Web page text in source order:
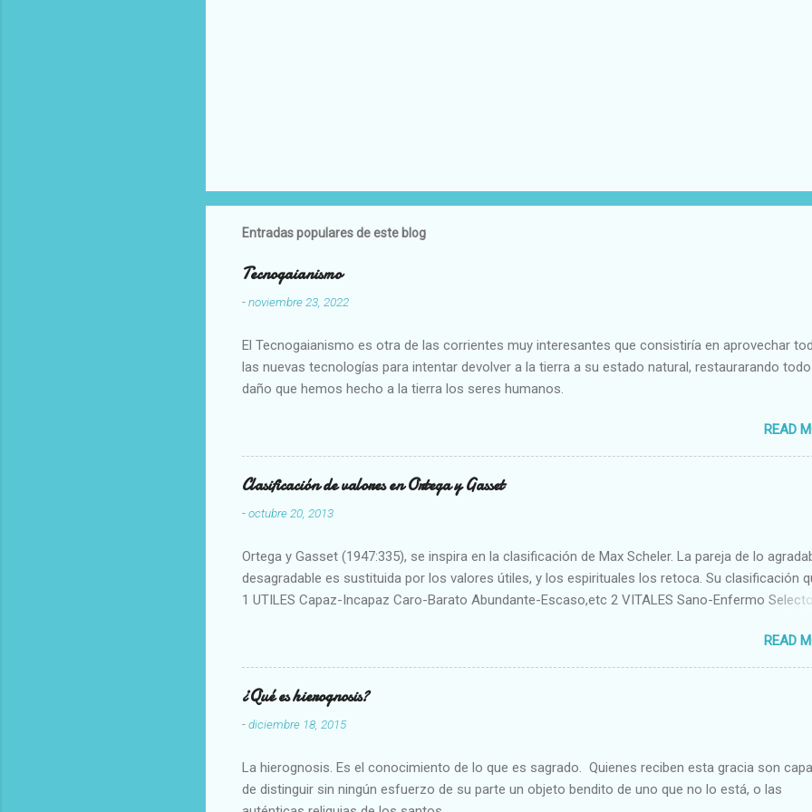
Entradas populares de este blog
Tecnogaianismo
-noviembre 23, 2022
El Tecnogaianismo es otra de las corrientes muy interesantes que consistiría en aprovechar
las nuevas tecnologías para intentar devolver a la tierra a su estado natural, restaurarando
daño que hemos hecho a la tierra los seres humanos.
READ
Clasificación de valores en Ortega y Gasset
-octubre 20, 2013
Ortega y Gasset (1947:335), se inspira en la clasificación de Max Scheler. La pareja de lo
desagradable es sustituida por los valores útiles, y los espirituales los retoca. Su clasificación
1 UTILES Capaz-Incapaz Caro-Barato Abundante-Escaso,etc 2 VITALES Sano-Enfermo
Aproximado Evidente-Probable,etc b) Morales Bueno-malo Bondadoso-malvado Justo-Injusto
Escrupuloso-Relajado Leal-Desleal,etc. d) Estéticos Bello-Feo Gracioso-Tosco Elegante-
Armonioso-Inarmonioso 4 RELIGIOSOS Santo-Pr...
READ
¿Qué es hierognosis?
-diciembre 18, 2015
La hierognosis. Es el conocimiento de lo que es sagrado. Quienes reciben esta gracia son
de distinguir sin ningún esfuerzo de su parte un objeto bendito de uno que no lo está, o las